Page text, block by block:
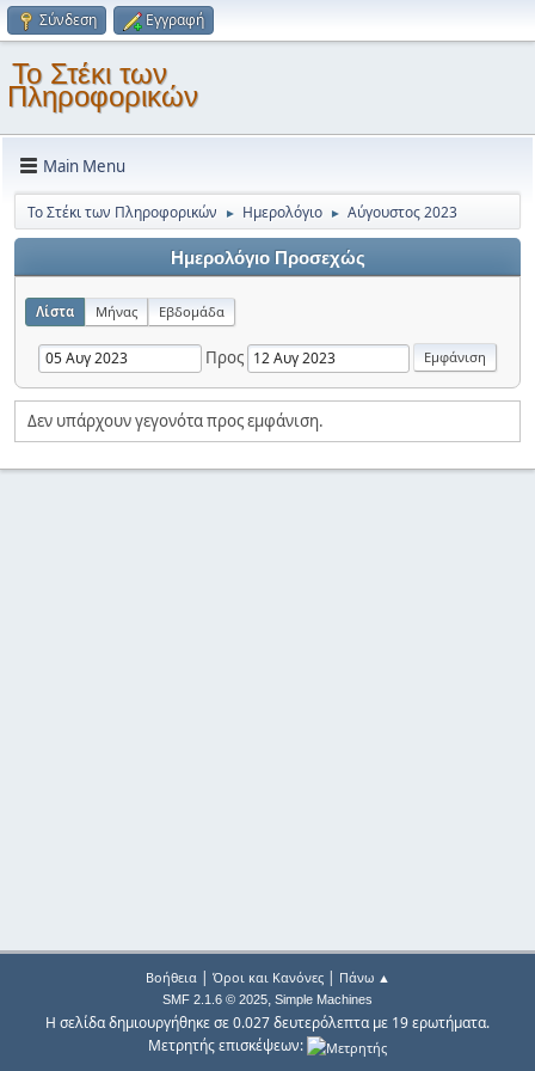
Σύνδεση Εγγραφή
Το Στέκι των
Πληροφορικών
Main Menu
Το Στέκι των Πληροφορικών ► Ημερολόγιο ► Αύγουστος 2023
Ημερολόγιο Προσεχώς
Λίστα Μήνας Εβδομάδα
Προς
Δεν υπάρχουν γεγονότα προς εμφάνιση.
Βοήθεια| Όροι και Κανόνες| Πάνω ▲
SMF 2.1.6 © 2025, Simple Machines
Η σελίδα δημιουργήθηκε σε 0.027 δευτερόλεπτα με 19 ερωτήματα.
Μετρητής επισκέψεων: